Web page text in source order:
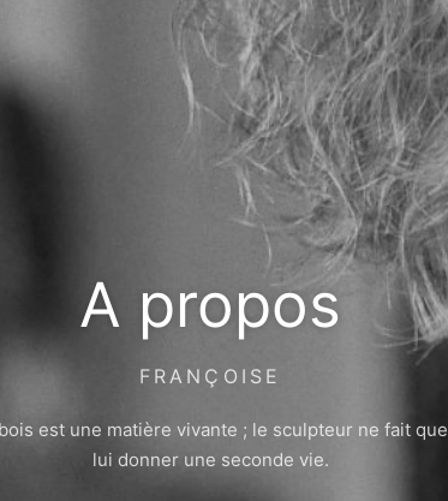
A propos
FRANÇOISE
est une matière vivante ; le sculpteur ne fait que
lui donner une seconde vie.